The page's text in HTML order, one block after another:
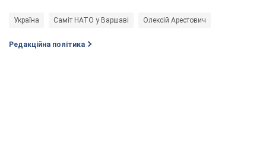
Україна Саміт НАТО у Варшаві Олексій Арестович
Редакційна політика